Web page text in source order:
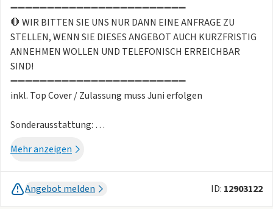
➖➖➖➖➖➖➖➖➖➖➖➖➖➖➖➖➖➖➖➖➖➖➖➖
🛑 WIR BITTEN SIE UNS NUR DANN EINE ANFRAGE ZU
STELLEN, WENN SIE DIESES ANGEBOT AUCH KURZFRISTIG
ANNEHMEN WOLLEN UND TELEFONISCH ERREICHBAR
SIND!
➖➖➖➖➖➖➖➖➖➖➖➖➖➖➖➖➖➖➖➖➖➖➖➖
inkl. Top Cover / Zulassung muss Juni erfolgen
Sonderausstattung:
Grip Control Paket (Allwetterreifen)
Serienausstattung:
Induktive Ladestation
Mehr anzeigen
Angebot melden ID: 12903122